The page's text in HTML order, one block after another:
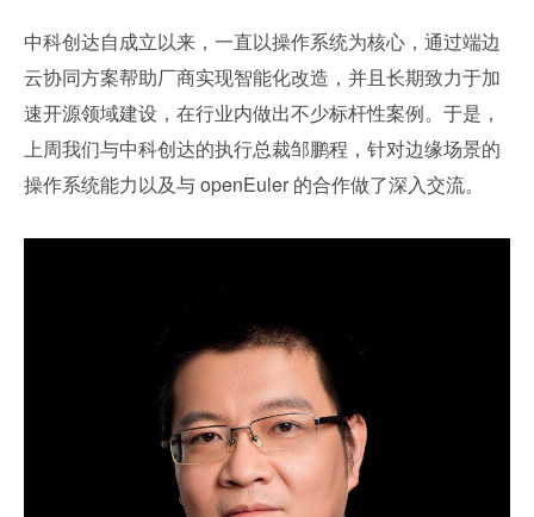
中科创达自成立以来，一直以操作系统为核心，通过端边
云协同方案帮助厂商实现智能化改造，并且长期致力于加
速开源领域建设，在行业内做出不少标杆性案例。于是，
上周我们与中科创达的执行总裁邹鹏程，针对边缘场景的
操作系统能力以及与 openEuler 的合作做了深入交流。